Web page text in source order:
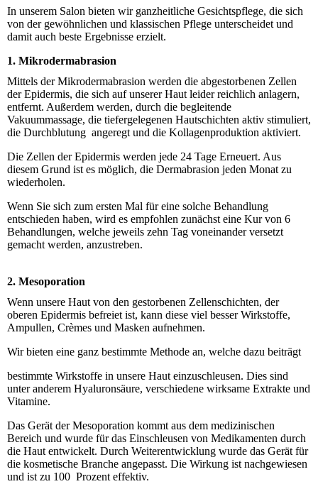
In unserem Salon bieten wir ganzheitliche Gesichtspflege, die sich
von der gewöhnlichen und klassischen Pflege unterscheidet und
damit auch beste Ergebnisse erzielt.
1. Mikrodermabrasion
Mittels der Mikrodermabrasion werden die abgestorbenen Zellen
der Epidermis, die sich auf unserer Haut leider reichlich anlagern,
entfernt. Außerdem werden, durch die begleitende
Vakuummassage, die tiefergelegenen Hautschichten aktiv stimuliert,
die Durchblutung angeregt und die Kollagenproduktion aktiviert.
Die Zellen der Epidermis werden jede 24 Tage Erneuert. Aus
diesem Grund ist es möglich, die Dermabrasion jeden Monat zu
wiederholen.
Wenn Sie sich zum ersten Mal für eine solche Behandlung
entschieden haben, wird es empfohlen zunächst eine Kur von 6
Behandlungen, welche jeweils zehn Tag voneinander versetzt
gemacht werden, anzustreben.
2. Mesoporation
Wenn unsere Haut von den gestorbenen Zellenschichten, der
oberen Epidermis befreiet ist, kann diese viel besser Wirkstoffe,
Ampullen, Crèmes und Masken aufnehmen.
Wir bieten eine ganz bestimmte Methode an, welche dazu beiträgt
bestimmte Wirkstoffe in unsere Haut einzuschleusen. Dies sind
unter anderem Hyaluronsäure, verschiedene wirksame Extrakte und
Vitamine.
Das Gerät der Mesoporation kommt aus dem medizinischen
Bereich und wurde für das Einschleusen von Medikamenten durch
die Haut entwickelt. Durch Weiterentwicklung wurde das Gerät für
die kosmetische Branche angepasst. Die Wirkung ist nachgewiesen
und ist zu 100 Prozent effektiv.